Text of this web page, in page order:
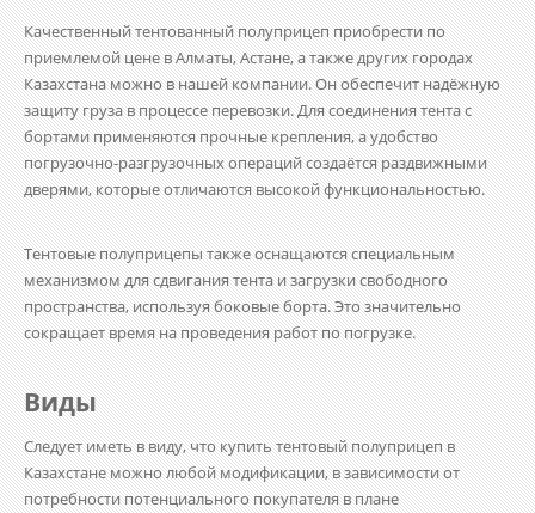
Качественный тентованный полуприцеп приобрести по
приемлемой цене в Алматы, Астане, а также других городах
Казахстана можно в нашей компании. Он обеспечит надёжную
защиту груза в процессе перевозки. Для соединения тента с
бортами применяются прочные крепления, а удобство
погрузочно-разгрузочных операций создаётся раздвижными
дверями, которые отличаются высокой функциональностью.
Тентовые полуприцепытакже оснащаются специальным
механизмом для сдвигания тента и загрузки свободного
пространства, используя боковые борта. Это значительно
сокращает время на проведения работ по погрузке.
Виды
Следует иметь в виду, что купить тентовый полуприцеп в
Казахстане можно любой модификации, в зависимости от
потребности потенциального покупателя в плане